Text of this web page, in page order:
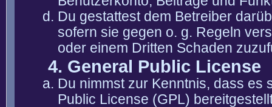
Du gestattest dem Betreiber
sofern sie gegen o. g. Regeln
oder einem Dritten Schaden
4. General Public License
Du nimmst zur Kenntnis, dass es
Public License (GPL)